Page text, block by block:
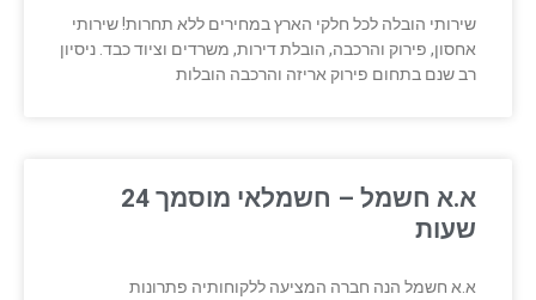
שירותי הובלה לכל חלקי הארץ במחירים ללא תחרות! שירותי
אחסון, פירוק והרכבה, הובלת דירות, משרדים וציוד כבד. ניסיון
רב שנם בתחום פירוק אריזה והרכבה הובלות
א.א חשמל – חשמלאי מוסמך 24
שעות
א.א חשמל הנה חברה המציעה ללקוחותיה פתרונות